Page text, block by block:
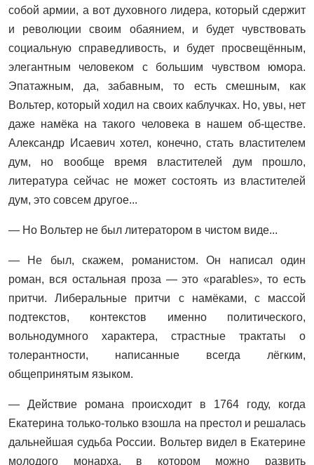
собой армии, а вот духовного лидера, который сдержит
и революции своим обаянием, и будет чувствовать
социальную справедливость, и будет просвещённым,
элегантным человеком с большим чувством юмора.
Эпатажным, да, забавным, то есть смешным, как
Вольтер, который ходил на своих каблучках. Но, увы, нет
даже намёка на такого человека в нашем об-ществе.
Александр Исаевич хотел, конечно, стать властителем
дум, но вообще время властителей дум прошло,
литература сейчас не может состоять из властителей
дум, это совсем другое...
— Но Вольтер не был литератором в чистом виде...
— Не был, скажем, романистом. Он написал один
роман, вся остальная проза — это «parables», то есть
притчи. Либеральные притчи с намёками, с массой
подтекстов, контекстов именно политического,
вольнодумного характера, страстные трактаты о
толерантности, написанные всегда лёгким,
общепринятым языком.
— Действие романа происходит в 1764 году, когда
Екатерина только-только взошла на престол и решалась
дальнейшая судьба России. Вольтер видел в Екатерине
молодого монарха, в котором можно развить